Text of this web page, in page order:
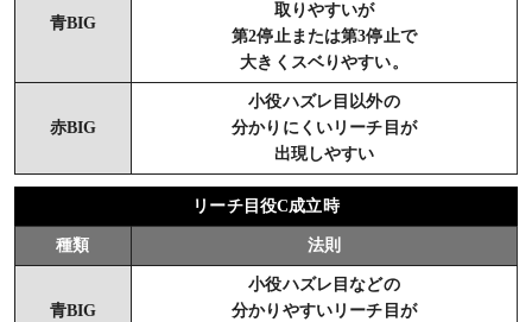
青BIG
取りやすいが
第2停止または第3停止で
大きくスベりやすい。
赤BIG
小役ハズレ目以外の
分かりにくいリーチ目が
出現しやすい
リーチ目役C成立時
種類 法則
青BIG
小役ハズレ目などの
分かりやすいリーチ目が